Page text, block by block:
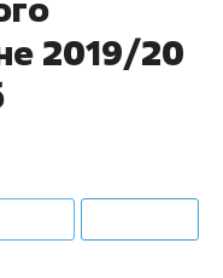
2019/20